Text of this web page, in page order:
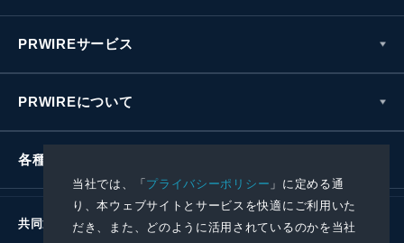
当社では、「プライバシーポリシー 」に定める通
り、本ウェブサイトとサービスを快適にご利用いた
だき、また、どのように活用されているのかを当社
PRWIREサービス
PRWIREについて
各種お問い合わせ
共同通信社グループ